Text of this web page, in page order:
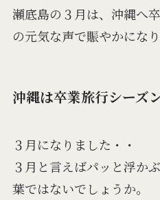
瀬底島の３月は、沖縄へ
の元気な声で賑やかにな
沖縄は卒業旅行シーズ
３月になりました・・
３月と言えばパッと浮か
葉ではないでしょうか。